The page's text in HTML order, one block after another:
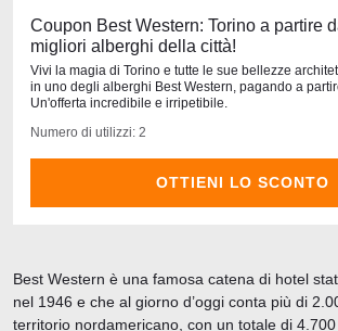
Coupon Best Western: Torino a partire
migliori alberghi della città!
Vivi la magia di Torino e tutte le sue bellezze
in uno degli alberghi Best Western, pagando a
Un'offerta incredibile e irripetibile.
Numero di utilizzi: 2
OTTIENI LO SCONTO
Best Western è una famosa catena di hotel
nel 1946 e che al giorno d’oggi conta più di
territorio nordamericano, con un totale di